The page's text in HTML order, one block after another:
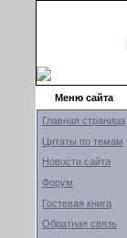
Меню сайта
Главная страница
Цитаты по темам
Новости сайта
Форум
Гостевая книга
Обратная связь